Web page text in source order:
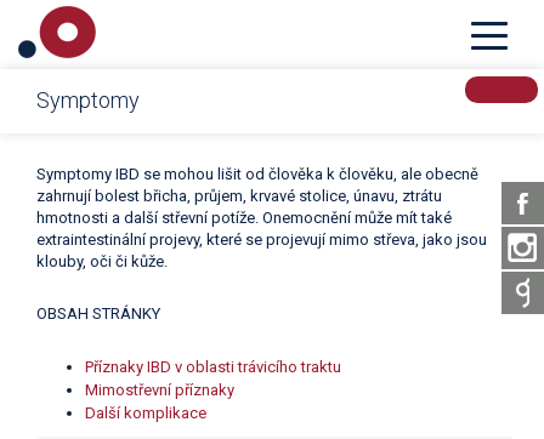
Crohnova nemoc a ulcerózní kolitida – IBD
Symptomy
Symptomy IBD se mohou lišit od člověka k člověku, ale obecně
zahrnují bolest břicha, průjem, krvavé stolice, únavu, ztrátu
hmotnosti a další střevní potíže. Onemocnění může mít také
extraintestinální projevy, které se projevují mimo střeva, jako jsou
klouby, oči či kůže.
OBSAH STRÁNKY
Příznaky IBD v oblasti trávicího traktu
Mimostřevní příznaky
Další komplikace